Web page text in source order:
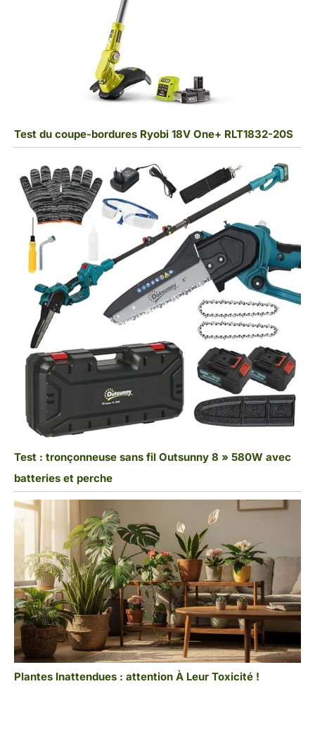
Test du coupe-bordures Ryobi 18V One+ RLT1832-20S
Test : tronçonneuse sans fil Outsunny 8 » 580W avec
batteries et perche
Plantes Inattendues : attention À Leur Toxicité !